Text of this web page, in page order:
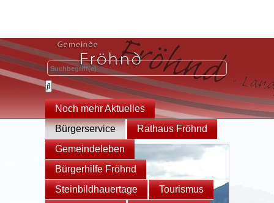
Noch mehr Aktuelles
Bürgerservice
Rathaus Fröhnd
Gemeindeleben
Bürgerhilfe Fröhnd
Steinbildhauertage
Tourismus